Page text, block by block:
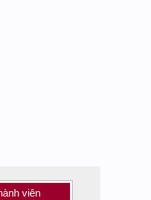
viên